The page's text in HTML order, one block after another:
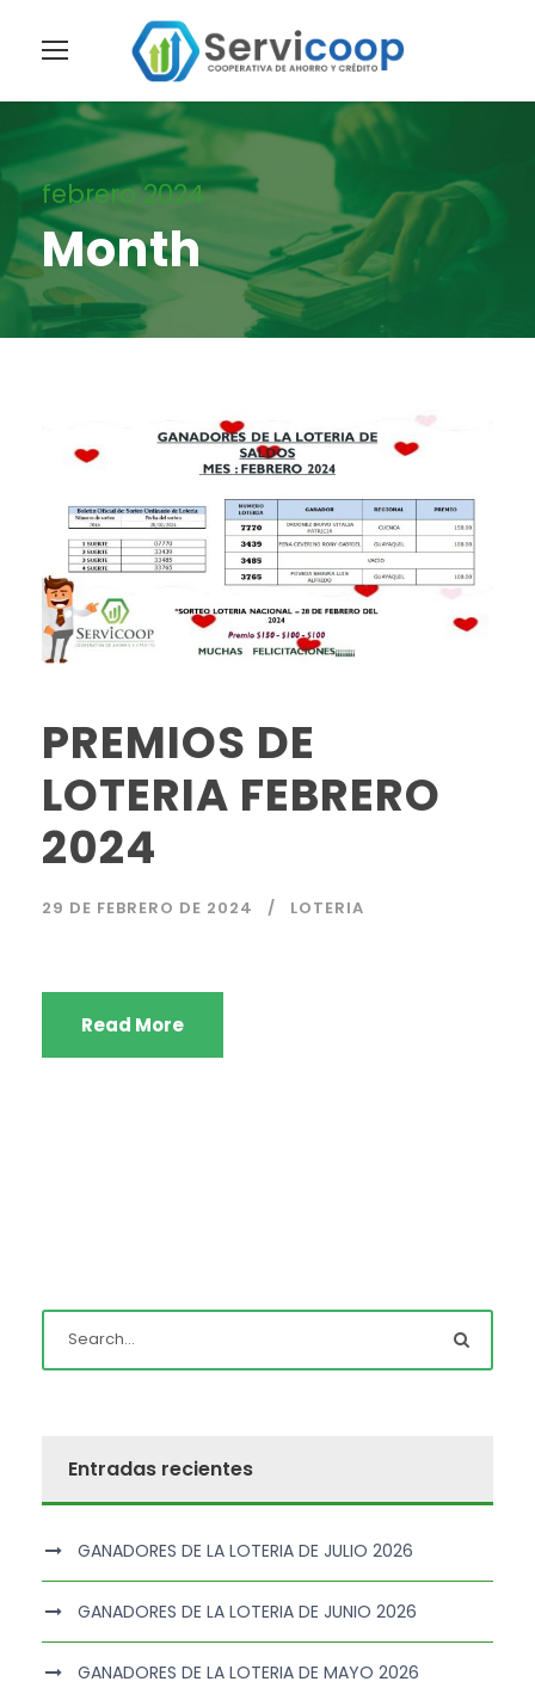
febrero 2024
Month
PREMIOS DE
LOTERIA FEBRERO
2024
29 DE FEBRERO DE 2024 LOTERIA
Read More
Entradas recientes
GANADORES DE LA LOTERIA DE JULIO 2026
GANADORES DE LA LOTERIA DE JUNIO 2026
GANADORES DE LA LOTERIA DE MAYO 2026